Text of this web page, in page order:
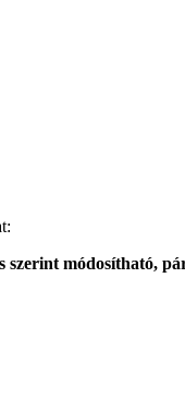
szerint módosítható,